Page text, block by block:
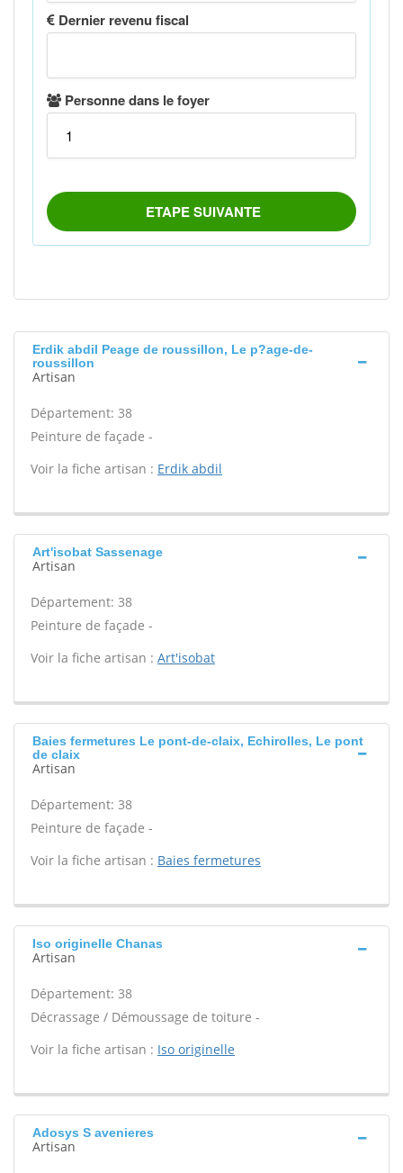
Erdik abdil Peage de roussillon, Le p?age-de-
roussillon
Artisan
Département: 38
Peinture de façade -
Voir la fiche artisan : Erdik abdil
Art'isobat Sassenage
Artisan
Département: 38
Peinture de façade -
Voir la fiche artisan : Art'isobat
Baies fermetures Le pont-de-claix, Echirolles, Le pont
de claix
Artisan
Département: 38
Peinture de façade -
Voir la fiche artisan : Baies fermetures
Iso originelle Chanas
Artisan
Département: 38
Décrassage / Démoussage de toiture -
Voir la fiche artisan : Iso originelle
Adosys S avenieres
Artisan